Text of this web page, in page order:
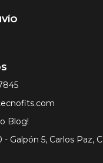
Blog!
- Galpón 5, Carlos Paz,